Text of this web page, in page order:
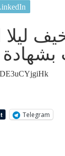
ليلا
Telegram